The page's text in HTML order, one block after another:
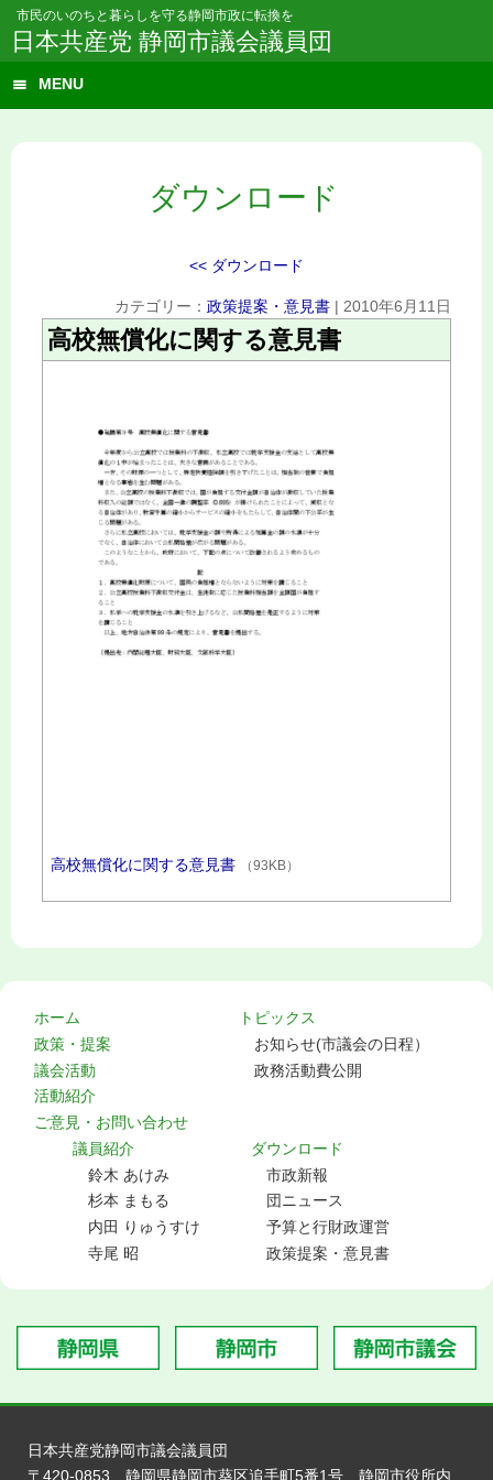
市民のいのちと暮らしを守る静岡市政に転換を
日本共産党 静岡市議会議員団
MENU
ダウンロード
<< ダウンロード
カテゴリー： 政策提案・意見書 | 2010年6月11日
高校無償化に関する意見書
高校無償化に関する意見書 （93KB）
ホーム
政策・提案
議会活動
活動紹介
ご意見・お問い合わせ
トピックス
お知らせ(市議会の日程）
政務活動費公開
議員紹介
鈴木 あけみ
杉本 まもる
内田 りゅうすけ
寺尾 昭
ダウンロード
市政新報
団ニュース
予算と行財政運営
政策提案・意見書
日本共産党静岡市議会議員団
〒420-0853 静岡県静岡市葵区追手町5番1号 静岡市役所内